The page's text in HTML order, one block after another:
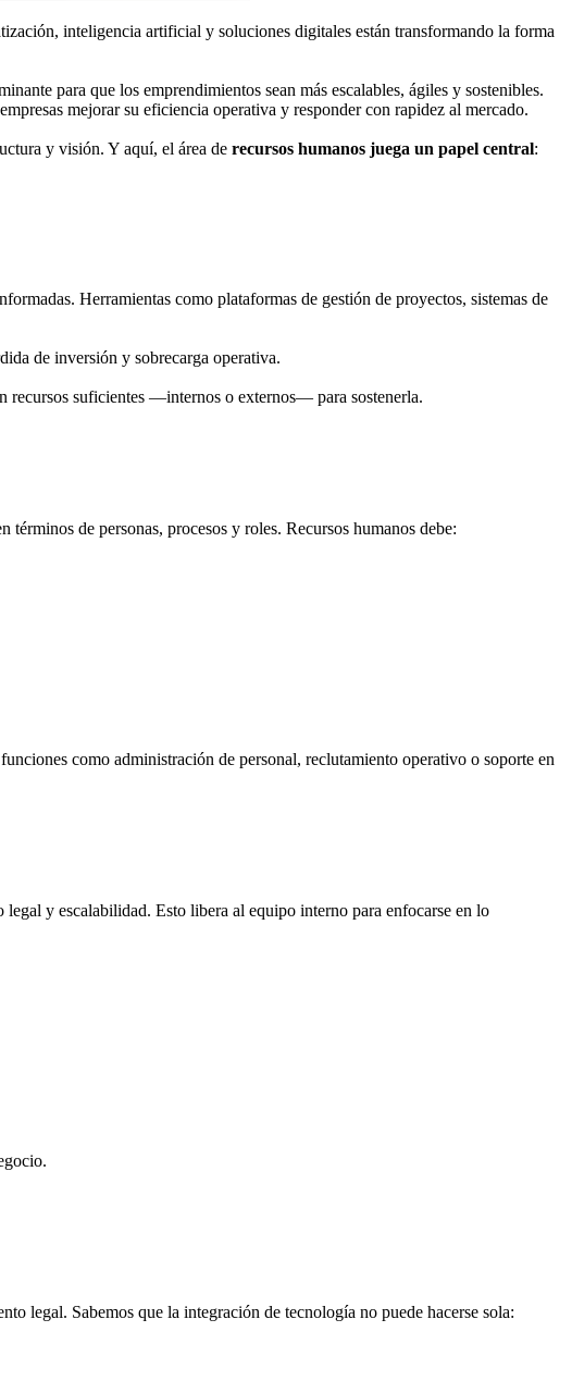
inteligencia artificial y soluciones digitales están transformando la forma
para que los emprendimientos sean más escalables, ágiles y sostenibles.
mejorar su eficiencia operativa y responder con rapidez al mercado.
y visión. Y aquí, el área de recursos humanos juega un papel central:
Herramientas como plataformas de gestión de proyectos, sistemas de
de inversión y sobrecarga operativa.
recursos suficientes —internos o externos— para sostenerla.
términos de personas, procesos y roles. Recursos humanos debe:
como administración de personal, reclutamiento operativo o soporte en
y escalabilidad. Esto libera al equipo interno para enfocarse en lo
legal. Sabemos que la integración de tecnología no puede hacerse sola: